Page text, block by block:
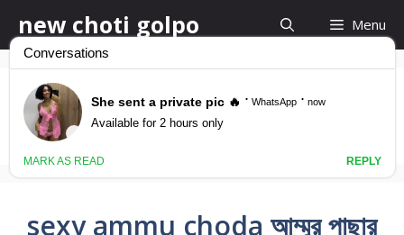
to
content
new choti golpo Menu
মাল্লু গুদ চুদার কাহিনী
sexy ammu choda আম্মুর পাছার